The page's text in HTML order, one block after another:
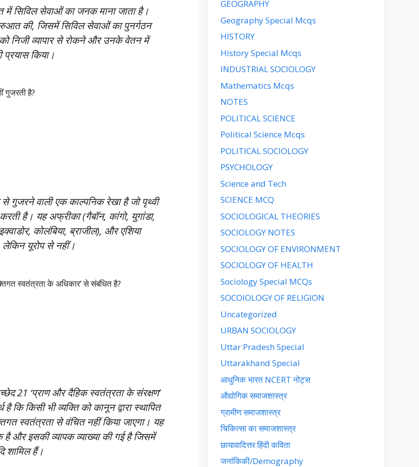
में सिविल सेवाओं का जनक माना जाता है।
की, जिसमें सिविल सेवाओं का पुनर्गठन
निजी व्यापार से रोकने और उनके वेतन में
प्रयास किया।
गुजरती है?
गुजरने वाली एक काल्पनिक रेखा है जो पृथ्वी
करती है। यह अफ्रीका (गैबॉन, कांगो, युगांडा,
कोलंबिया, ब्राजील), और एशिया
लेकिन यूरोप से नहीं।
स्वतंत्रता के अधिकार’ से संबंधित है?
21 ‘प्राण और दैहिक स्वतंत्रता के संरक्षण’
कि किसी भी व्यक्ति को कानून द्वारा स्थापित
स्वतंत्रता से वंचित नहीं किया जाएगा। यह
और इसकी व्यापक व्याख्या की गई है जिसमें
शामिल हैं।
GEOGRAPHY
Geography Special Mcqs
HISTORY
History Special Mcqs
INDUSTRIAL SOCIOLOGY
Mathematics Mcqs
NOTES
POLITICAL SCIENCE
Political Science Mcqs
POLITICAL SOCIOLOGY
PSYCHOLOGY
Science and Tech
SCIENCE MCQ
SOCIOLOGICAL THEORIES
SOCIOLOGY NOTES
SOCIOLOGY OF ENVIRONMENT
SOCIOLOGY OF HEALTH
Sociology Special MCQs
SOCOIOLOGY OF RELIGION
Uncategorized
URBAN SOCIOLOGY
Uttar Pradesh Special
Uttarakhand Special
आधुनिक भारत NCERT नोट्स
औद्योगिक समाजशास्त्र
ग्रामीण समाजशास्त्र
चिकित्सा का समाजशास्त्र
छायावादित्तर हिंदी कविता
जनांकिकी/Demography